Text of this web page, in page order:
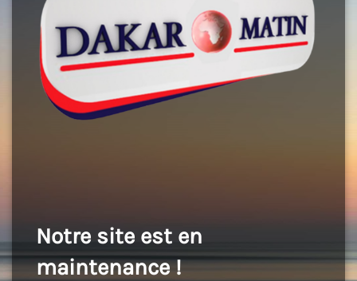
Notre site est en
maintenance !